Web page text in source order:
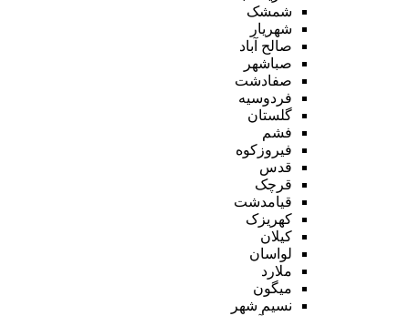
شمشک
شهریار
صالح آباد
صباشهر
صفادشت
فردوسیه
گلستان
فشم
فیروزکوه
قدس
قرچک
قیامدشت
کهریزک
کیلان
لواسان
ملارد
میگون
نسیم شهر